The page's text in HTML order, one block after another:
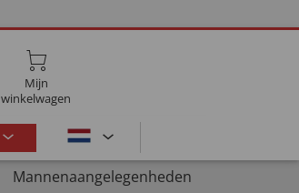
Mijn
winkelwagen
Mannenaangelegenheden